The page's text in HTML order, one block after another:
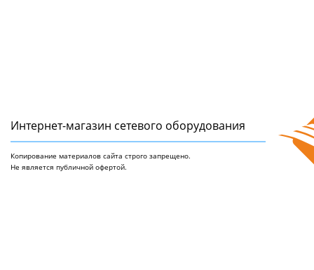
Интернет-магазин сетeвого оборудования
Копирование материалов сайта строго запрещено.
Не является публичной офертой.